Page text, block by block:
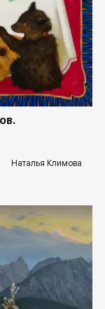
Наталья Климова